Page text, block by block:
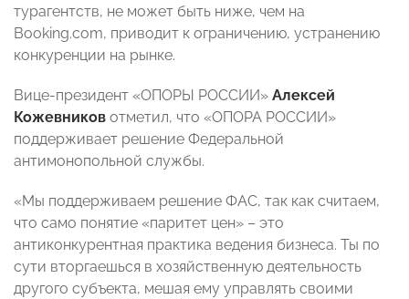
турагентств, не может быть ниже, чем на
Booking.com, приводит к ограничению, устранению
конкуренции на рынке.
Вице-президент «ОПОРЫ РОССИИ» Алексей
Кожевников отметил, что «ОПОРА РОССИИ»
поддерживает решение Федеральной
антимонопольной службы.
«Мы поддерживаем решение ФАС, так как считаем,
что само понятие «паритет цен» – это
антиконкурентная практика ведения бизнеса. Ты по
сути вторгаешься в хозяйственную деятельность
другого субъекта, мешая ему управлять своими